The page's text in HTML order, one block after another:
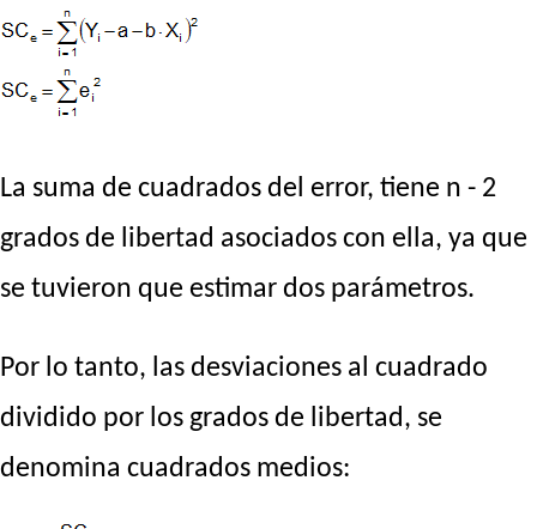
La suma de cuadrados del error, tiene n - 2
grados de libertad asociados con ella, ya que
se tuvieron que estimar dos parámetros.
Por lo tanto, las desviaciones al cuadrado
dividido por los grados de libertad, se
denomina cuadrados medios: